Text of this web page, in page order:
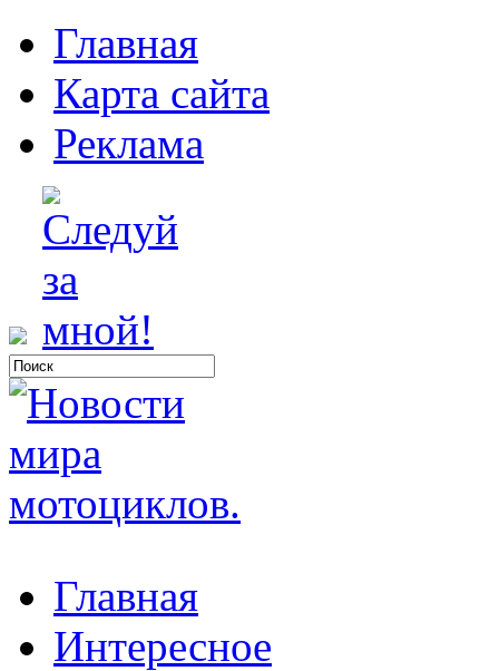
Главная
Карта сайта
Реклама
Главная
Интересное